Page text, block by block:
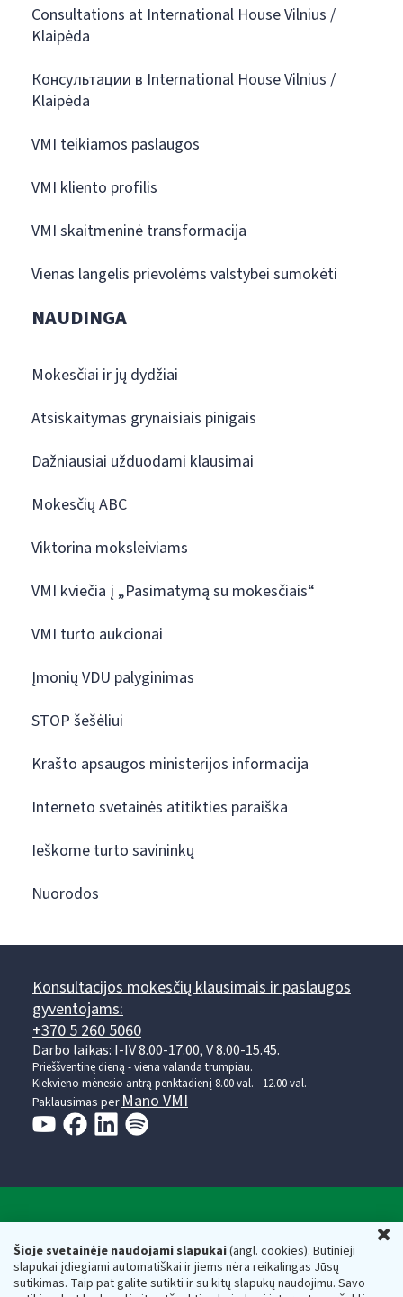
Šioje svetainėje naudojami slapukai(angl. cookies). Būtinieji
slapukai įdiegiami automatiškai ir jiems nėra reikalingas Jūsų
sutikimas. Taip pat galite sutikti ir su kitų slapukų naudojimu. Savo
Consultations at International House Vilnius /
Klaipėda
Консультации в International House Vilnius /
Klaipėda
VMI teikiamos paslaugos
VMI kliento profilis
VMI skaitmeninė transformacija
Vienas langelis prievolėms valstybei sumokėti
NAUDINGA
Mokesčiai ir jų dydžiai
Atsiskaitymas grynaisiais pinigais
Dažniausiai užduodami klausimai
Mokesčių ABC
Viktorina moksleiviams
VMI kviečia į „Pasimatymą su mokesčiais“
VMI turto aukcionai
Įmonių VDU palyginimas
STOP šešėliui
Krašto apsaugos ministerijos informacija
Interneto svetainės atitikties paraiška
Ieškome turto savininkų
Nuorodos
Konsultacijos mokesčių klausimais ir paslaugos
gyventojams:
+370 5 260 5060
Darbo laikas: I-IV 8.00-17.00, V 8.00-15.45.
Prieššventinę dieną - viena valanda trumpiau.
Kiekvieno mėnesio antrą penktadienį 8.00 val. - 12.00 val.
Paklausimas per Mano VMI
Respublikos finansų ministerijos
Biudžetinė įstaiga. Juridinio asmens kodas — 188659752,